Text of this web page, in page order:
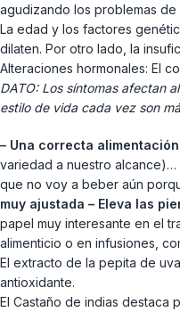
agudizando los problemas de
La edad y los factores
dilaten. Por otro lado, la
Alteraciones hormonales: El
DATO: Los síntomas afectan
estilo de vida cada vez son
– Una correcta alimentación
variedad a nuestro alcance)…
que no voy a beber aún
muy ajustada – Eleva las
papel muy interesante en el
alimenticio o en infusiones,
El extracto de la pepita de
antioxidante.
El Castaño de indias